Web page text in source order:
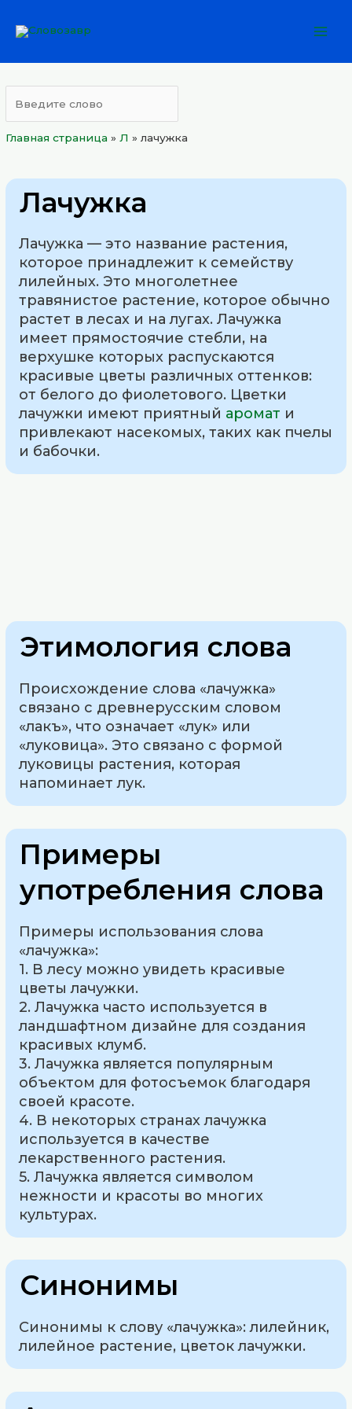
Главная страница » Л »лачужка
Лачужка
Лачужка — это название растения,
которое принадлежит к семейству
лилейных. Это многолетнее
травянистое растение, которое обычно
растет в лесах и на лугах. Лачужка
имеет прямостоячие стебли, на
верхушке которых распускаются
красивые цветы различных оттенков:
от белого до фиолетового. Цветки
лачужки имеют приятный аромат и
привлекают насекомых, таких как пчелы
и бабочки.
Этимология слова
Происхождение слова «лачужка»
связано с древнерусским словом
«лакъ», что означает «лук» или
«луковица». Это связано с формой
луковицы растения, которая
напоминает лук.
Примеры
употребления слова
Примеры использования слова
«лачужка»:
1. В лесу можно увидеть красивые
цветы лачужки.
2. Лачужка часто используется в
ландшафтном дизайне для создания
красивых клумб.
3. Лачужка является популярным
объектом для фотосъемок благодаря
своей красоте.
4. В некоторых странах лачужка
используется в качестве
лекарственного растения.
5. Лачужка является символом
нежности и красоты во многих
культурах.
Синонимы
Синонимы к слову «лачужка»: лилейник,
лилейное растение, цветок лачужки.